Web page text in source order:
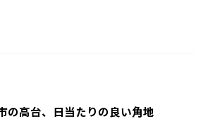
の高台、日当たりの良い角地